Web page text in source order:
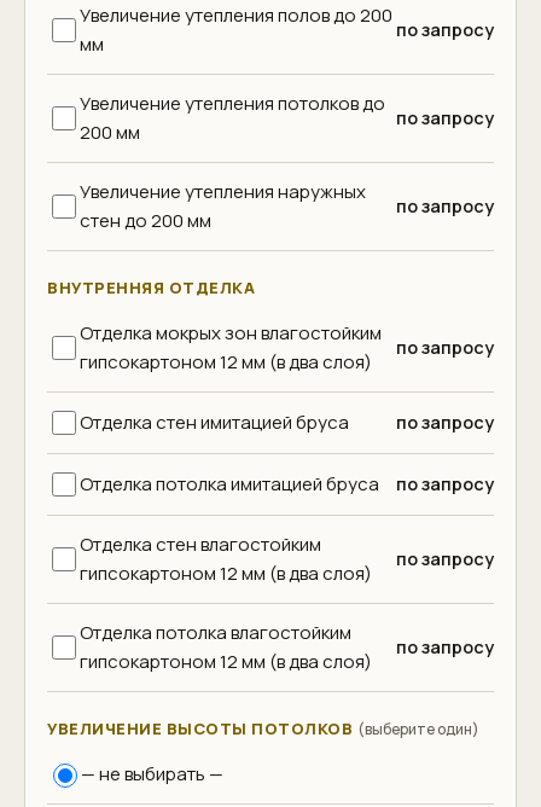
Увеличение утепления полов до 200
мм
по запросу
Увеличение утепления потолков до
200 мм
по запросу
Увеличение утепления наружных
стен до 200 мм
по запросу
ВНУТРЕННЯЯ ОТДЕЛКА
Отделка мокрых зон влагостойким
гипсокартоном 12 мм (в два слоя)
по запросу
Отделка стен имитацией бруса по запросу
Отделка потолка имитацией бруса по запросу
Отделка стен влагостойким
гипсокартоном 12 мм (в два слоя)
по запросу
Отделка потолка влагостойким
гипсокартоном 12 мм (в два слоя)
по запросу
УВЕЛИЧЕНИЕ ВЫСОТЫ ПОТОЛКОВ (выберите один)
— не выбирать —